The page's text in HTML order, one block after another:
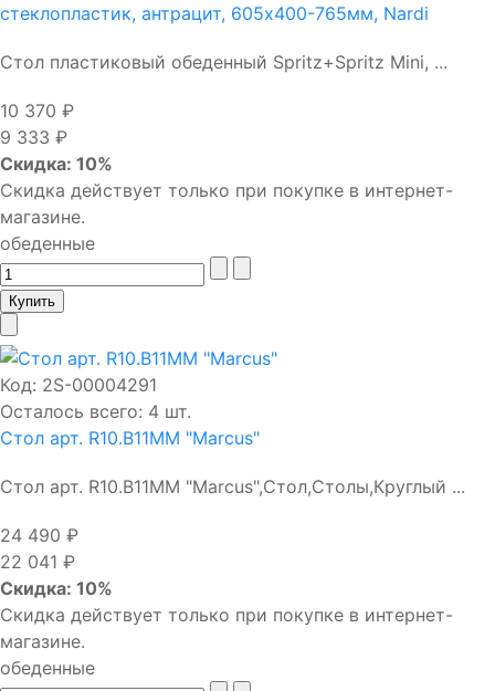
стеклопластик, антрацит, 605х400-765мм, Nardi
Стол пластиковый обеденный Spritz+Spritz Mini, ...
10 370 ₽
9 333 ₽
Скидка: 10%
Скидка действует только при покупке в интернет-
магазине.
обеденные
Код: 2S-00004291
Осталось всего: 4 шт.
Стол арт. R10.В11MM "Marcus"
Стол арт. R10.В11MM "Marcus",Стол,Столы,Круглый ...
24 490 ₽
22 041 ₽
Скидка: 10%
Скидка действует только при покупке в интернет-
магазине.
обеденные